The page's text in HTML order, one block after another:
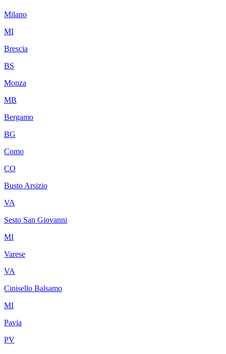
Milano
MI
Brescia
BS
Monza
MB
Bergamo
BG
Como
CO
Busto Arsizio
VA
Sesto San Giovanni
MI
Varese
VA
Cinisello Balsamo
MI
Pavia
PV